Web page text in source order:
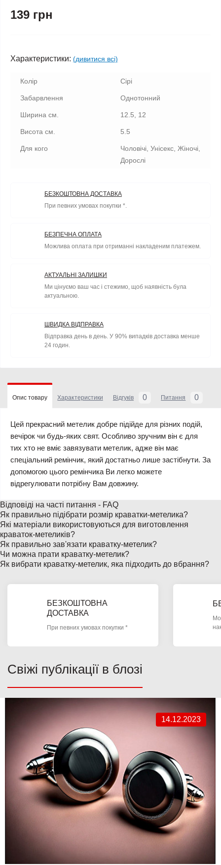
139 грн
Характеристики: (дивитися всі)
Колір Сірі
Забарвлення Однотонний
Ширина см. 12.5, 12
Висота см. 5.5
Для кого
Чоловічі, Унісекс, Жіночі,
Дорослі
БЕЗКОШТОВНА ДОСТАВКА
При певних умовах покупки *.
БЕЗПЕЧНА ОПЛАТА
Можлива оплата при отриманні накладеним платежем.
АКТУАЛЬНІ ЗАЛИШКИ
Ми цінуємо ваш час і стежимо, щоб наявність була
актуальною.
ШВИДКА ВІДПРАВКА
Відправка день в день. У 90% випадків доставка менше
24 годин.
Опис товару Характеристики Відгуків 0 Питання 0
Цей прекрасний метелик добре підійде для різних подій,
вечірок чи будь-яких свят. Особливо зручним він є для
тих хто не вміє завязувати метелик, адже він має
спеціальний ремінчик, який достатньо лише застібнути. За
допомогою цього ремінчика Ви легко можете
відрегулювати потрібну Вам довжину.
Відповіді на часті питання - FAQ
Як правильно підібрати розмір краватки-метелика?
Які матеріали використовуються для виготовлення
краваток-метеликів?
Як правильно зав'язати краватку-метелик?
Чи можна прати краватку-метелик?
Як вибрати краватку-метелик, яка підходить до вбрання?
БЕЗКОШТОВНА
ДОСТАВКА
При певних умовах покупки *
Свіжі публікації в блозі
14.12.2023